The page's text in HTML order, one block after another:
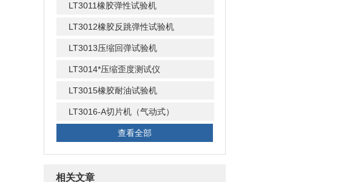
LT3011橡胶弹性试验机
LT3012橡胶反跳弹性试验机
LT3013压缩回弹试验机
LT3014*压缩歪度测试仪
LT3015橡胶耐油试验机
LT3016-A切片机（气动式）
查看全部
相关文章